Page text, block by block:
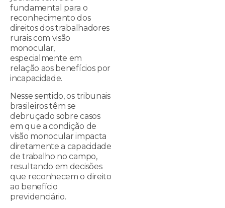
fundamental para o
reconhecimento dos
direitos dos trabalhadores
rurais com visão
monocular,
especialmente em
relação aos benefícios por
incapacidade.
Nesse sentido, os tribunais
brasileiros têm se
debruçado sobre casos
em que a condição de
visão monocular impacta
diretamente a capacidade
de trabalho no campo,
resultando em decisões
que reconhecem o direito
ao benefício
previdenciário.